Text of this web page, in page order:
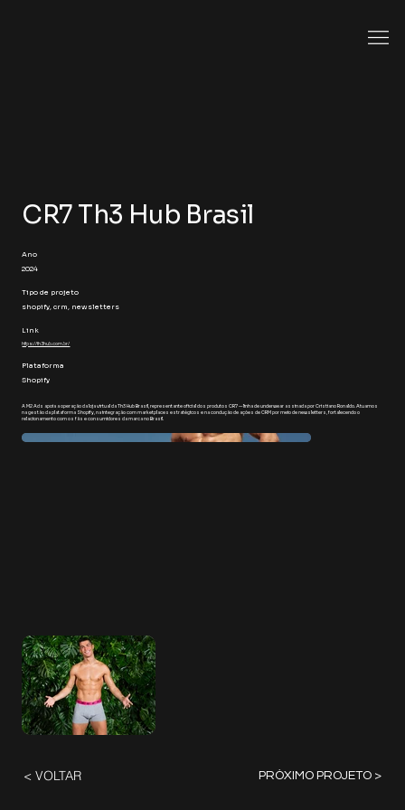
CR7 Th3 Hub Brasil
Ano
2024
Tipo de projeto
shopify, crm, newsletters
Link
https://th3hub.com.br/
Plataforma
Shopify
A M2 Ads apoia a operação da loja virtual da Th3 Hub Brasil, representante oficial dos produtos CR7 — linha de underwear assinada por Cristiano Ronaldo. Atuamos
na gestão da plataforma Shopify, na integração com marketplaces estratégicos e na condução de ações de CRM por meio de newsletters, fortalecendo o
relacionamento com os fãs e consumidores da marca no Brasil.
< VOLTAR PRÓXIMO PROJETO >